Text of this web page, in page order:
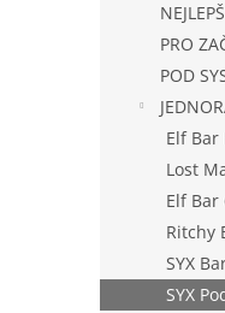
PRO
POD
Elf Bar
Lost
Elf Bar
Ritchy
SYX
SYX